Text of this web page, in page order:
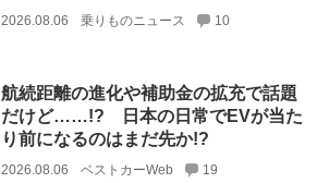
2026.08.06 乗りものニュース 10
航続距離の進化や補助金の拡充で話題
だけど……!? 日本の日常でEVが当た
り前になるのはまだ先か!?
2026.08.06 ベストカーWeb 19